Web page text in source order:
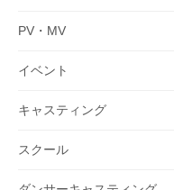
PV・MV
イベント
キャスティング
スクール